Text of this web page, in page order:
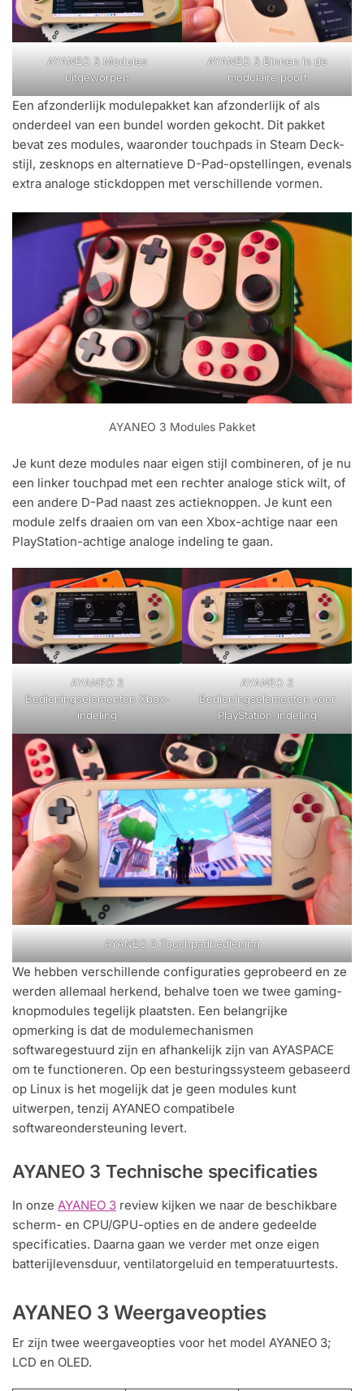
AYANEO 3 Modules
uitgeworpen
AYANEO 3 Binnen in de
modulaire poort
Een afzonderlijk modulepakket kan afzonderlijk of als
onderdeel van een bundel worden gekocht. Dit pakket
bevat zes modules, waaronder touchpads in Steam Deck-
stijl, zesknops en alternatieve D-Pad-opstellingen, evenals
extra analoge stickdoppen met verschillende vormen.
AYANEO 3 Modules Pakket
Je kunt deze modules naar eigen stijl combineren, of je nu
een linker touchpad met een rechter analoge stick wilt, of
een andere D-Pad naast zes actieknoppen. Je kunt een
module zelfs draaien om van een Xbox-achtige naar een
PlayStation-achtige analoge indeling te gaan.
AYANEO 3
Bedieningselementen Xbox-
indeling
AYANEO 3
Bedieningselementen voor
PlayStation-indeling
AYANEO 3 Touchpadbediening
We hebben verschillende configuraties geprobeerd en ze
werden allemaal herkend, behalve toen we twee gaming-
knopmodules tegelijk plaatsten. Een belangrijke
opmerking is dat de modulemechanismen
softwaregestuurd zijn en afhankelijk zijn van AYASPACE
om te functioneren. Op een besturingssysteem gebaseerd
op Linux is het mogelijk dat je geen modules kunt
uitwerpen, tenzij AYANEO compatibele
softwareondersteuning levert.
AYANEO 3 Technische specificaties
In onze AYANEO 3 review kijken we naar de beschikbare
scherm- en CPU/GPU-opties en de andere gedeelde
specificaties. Daarna gaan we verder met onze eigen
batterijlevensduur, ventilatorgeluid en temperatuurtests.
AYANEO 3 Weergaveopties
Er zijn twee weergaveopties voor het model AYANEO 3;
LCD en OLED.